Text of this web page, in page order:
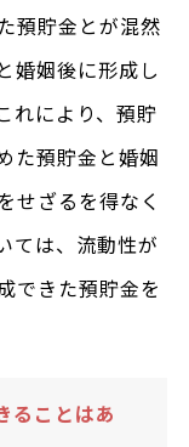
預貯金とが混然
婚姻後に形成し
れにより、預貯
た預貯金と婚姻
せざるを得なく
ては、流動性が
できた預貯金を
ることはあ